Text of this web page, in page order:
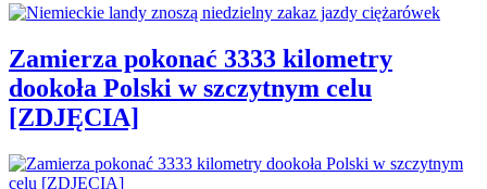
Zamierza pokonać 3333 kilometry
dookoła Polski w szczytnym celu
[ZDJĘCIA]